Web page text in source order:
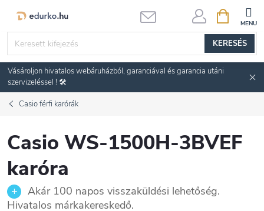
KERESÉS
KOSÁR
Vásároljon hivatalos webáruházból, garanciával és garancia utáni
szervizeléssel ! 🛠️
Casio férfi karórák
Casio WS-1500H-3BVEF
karóra
Akár 100 napos visszaküldési lehetőség.
Hivatalos márkakereskedő.